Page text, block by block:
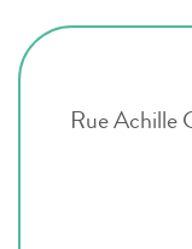
Rue Achille